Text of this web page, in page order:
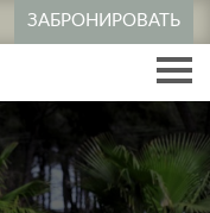
ЗАБРОНИРОВАТЬ